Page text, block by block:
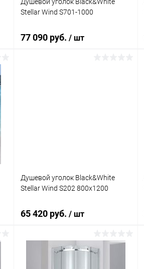
Stellar Wind S701-1000
77 090 руб. / шт
Душевой уголок Black&White
Stellar Wind S202 800х1200
65 420 руб. / шт
В корзину